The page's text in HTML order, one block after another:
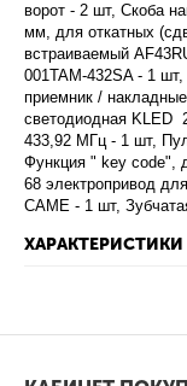
ворот - 2 шт, Скоба
мм, для откатных
встраиваемый
001TAM-432SA - 1
приемник /
светодиодная KLED
433,92 МГц - 1 шт,
Функция " key code",
68 электропривод
CAME - 1 шт,
ХАРАКТЕРИСТИКИ